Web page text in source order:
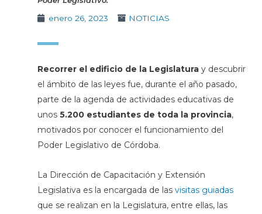
enero 26, 2023
NOTICIAS
Recorrer el edificio de la Legislatura y descubrir
el ámbito de las leyes fue, durante el año pasado,
parte de la agenda de actividades educativas de
unos 5.200 estudiantes de toda la provincia,
motivados por conocer el funcionamiento del
Poder Legislativo de Córdoba.
La Dirección de Capacitación y Extensión
Legislativa es la encargada de las visitas guiadas
que se realizan en la Legislatura, entre ellas, las